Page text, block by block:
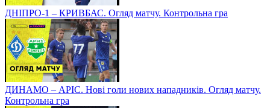
ДНІПРО-1 – КРИВБАС. Огляд матчу. Контрольна гра
ДИНАМО – АРІС. Нові голи нових нападників. Огляд матчу.
Контрольна гра